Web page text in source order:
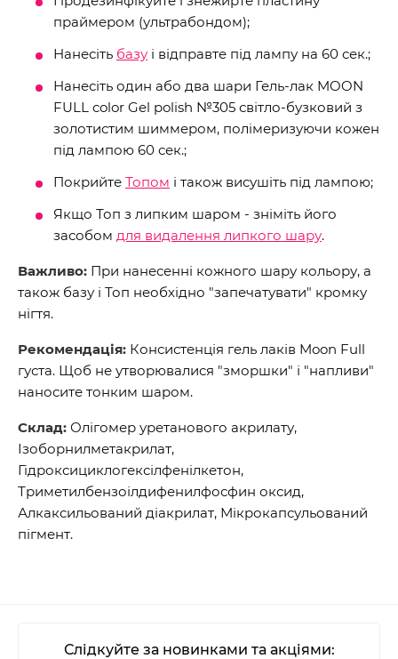
праймером (ультрабондом);
Нанесіть базу і відправте під лампу на 60 сек.;
Нанесіть один або два шари Гель-лак MOON
FULL color Gel polish №305 світло-бузковий з
золотистим шиммером, полімеризуючи кожен
під лампою 60 сек.;
Покрийте Топом і також висушіть під лампою;
Якщо Топ з липким шаром - зніміть його
засобом для видалення липкого шару.
Важливо: При нанесенні кожного шару кольору, а
також базу і Топ необхідно "запечатувати" кромку
нігтя.
Рекомендація: Консистенція гель лаків Moon Full
густа. Щоб не утворювалися "зморшки" і "напливи"
наносите тонким шаром.
Склад: Олігомер уретанового акрилату,
Ізоборнилметакрилат,
Гідроксициклогексілфенілкетон,
Триметилбензоілдифенилфосфин оксид,
Алкаксильований діакрилат, Мікрокапсульований
пігмент.
Слідкуйте за новинками та акціями: